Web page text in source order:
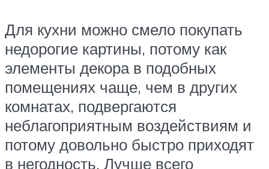
Для кухни можно смело покупать
недорогие картины, потому как
элементы декора в подобных
помещениях чаще, чем в других
комнатах, подвергаются
неблагоприятным воздействиям и
потому довольно быстро приходят
в негодность. Лучше всего